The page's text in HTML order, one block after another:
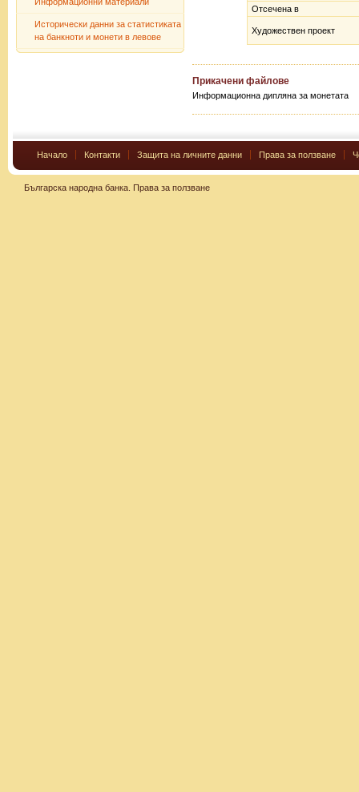
Исторически данни за статистиката
на банкноти и монети в левове
Отсечена в
Художествен проект
Прикачени файлове
Информационна дипляна за монетата
Начало Контакти Защита на личните данни Права за ползване
Българска народна банка. Права за ползване